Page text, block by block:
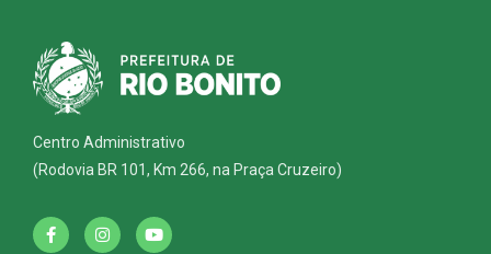
Centro Administrativo
(Rodovia BR 101, Km 266, na Praça Cruzeiro)